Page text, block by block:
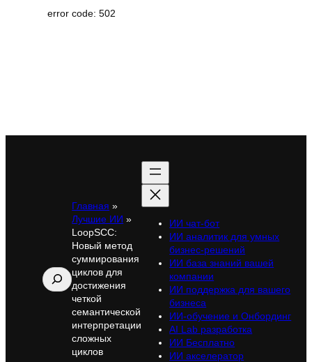
error code: 502
Поиск
Главная »
Лучшие ИИ »
LoopSCC:
Новый метод
суммирования
циклов для
достижения
четкой
семантической
интерпретации
сложных
циклов
ИИ чат-бот
ИИ аналитик для умных
бизнес-решений
ИИ база знаний вашей
компании
ИИ поддержка для вашего
бизнеса
ИИ-обучение и Онбординг
AI Lab разработка
ИИ Бесплатно
ИИ акселератор